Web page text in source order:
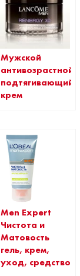
Мужской
антивозрастной
подтягивающий
крем
Men Expert
Чистота и
Матовость
гель, крем,
уход, средство